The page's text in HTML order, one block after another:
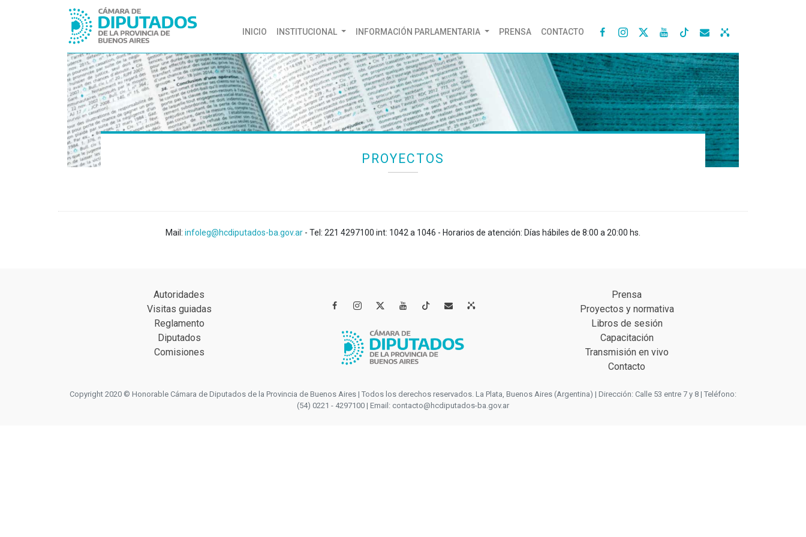
INICIO (CURRENT)
INSTITUCIONAL INFORMACIÓN PARLAMENTARIA PRENSA CONTACTO    
PROYECTOS
Mail: infoleg@hcdiputados-ba.gov.ar - Tel: 221 4297100 int: 1042 a 1046 - Horarios de atención: Días hábiles de 8:00 a 20:00 hs.
Autoridades
Visitas guiadas
Reglamento
Diputados
Comisiones
   
Prensa
Proyectos y normativa
Libros de sesión
Capacitación
Transmisión en vivo
Contacto
Copyright 2020 © Honorable Cámara de Diputados de la Provincia de Buenos Aires | Todos los derechos reservados. La Plata, Buenos Aires (Argentina) | Dirección: Calle 53 entre 7 y 8 | Teléfono:
(54) 0221 - 4297100 | Email: contacto@hcdiputados-ba.gov.ar